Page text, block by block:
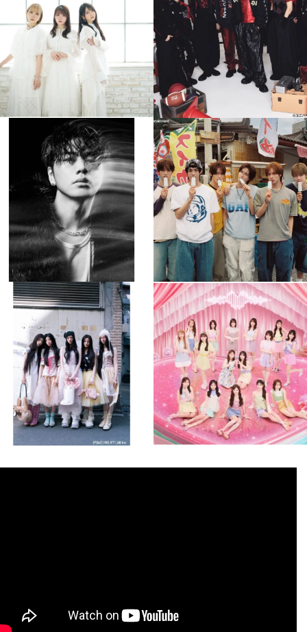
8月 4
4 0
8月 4
4 0
musicjapantv
💡8月特番放送決定！
...
8月 4
608 0
musicjapantv
💡8月特番放送決定！
...
8月 4
6 0
musicjapantv
💡8月特番放送決定！
8月 4
2 0
musicjapantv
💡8月特番放送決定！
...
8月 4
2 0